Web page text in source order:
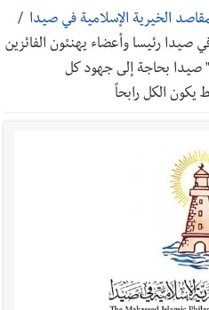
النادي الرياضي مهنئا بإحراز
: انخفاض التغذية بالمياه
الخدمات الكهربائي
اللبناني العماد رودولف هيكل شدد
الخيرية الإسلامية في صيدا /
صيدا رئيسا وأعضاء يهنئون الفائزين
" صيدا بحاجة إلى جهود كل
يكون الكل رابحاً